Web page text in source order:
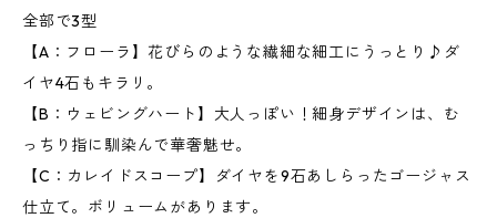
全部で3型
【A：フローラ】花びらのような繊細な細工にうっとり♪ダ
イヤ4石もキラリ。
【B：ウェビングハート】大人っぽい！細身デザインは、む
っちり指に馴染んで華奢魅せ。
【C：カレイドスコープ】ダイヤを9石あしらったゴージャス
仕立て。ボリュームがあります。